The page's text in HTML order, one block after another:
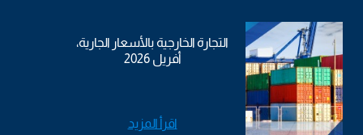
التجارة الخارجية بالأسعار الجارية،
أفريل 2026
اقرأ المزيد